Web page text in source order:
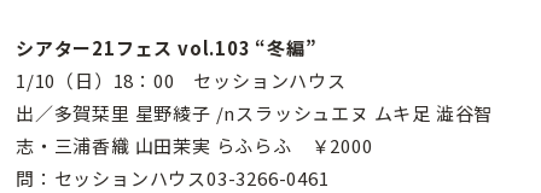
シアター21フェス vol.103 “冬編”
1/10（日）18：00 セッションハウス
出／多賀栞里 星野綾子 /nスラッシュエヌ ムキ足 澁谷智
志・三浦香織 山田茉実 らふらふ ￥2000
問：セッションハウス03-3266-0461